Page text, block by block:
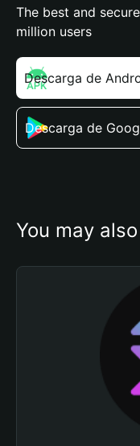
The best and
million users
Descarga de
Descarga de
You may